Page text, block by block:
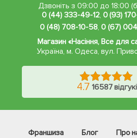
Дзвоніть з 09:00 до 18:00
0 (44) 333-49-12, 0 (93)
0 (48) 708-10-58, 0 (67)
Магазин «Насіння, Все для
Україна, м. Одеса,вул.
4.7 16587
Франшиза Блог Про